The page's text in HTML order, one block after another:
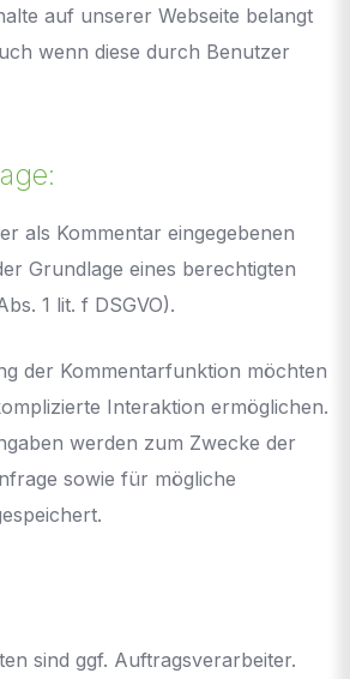
auf unserer Webseite belangt
wenn diese durch Benutzer
als Kommentar eingegebenen
Grundlage eines berechtigten
1 lit. f DSGVO).
der Kommentarfunktion möchten
Interaktion ermöglichen.
werden zum Zwecke der
sowie für mögliche
sind ggf. Auftragsverarbeiter.